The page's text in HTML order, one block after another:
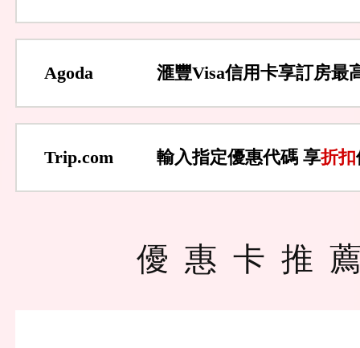
Agoda 滙豐Visa信用卡享訂房最
Trip.com 輸入指定優惠代碼 享折扣
優惠卡推